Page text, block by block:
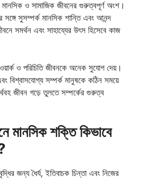
ও সামাজিক জীবনের গুরুত্বপূর্ণ অংশ।
সঙ্গে সুসম্পর্ক মানসিক শান্তি এবং আনন্দ
সমর্থন এবং সাহায্যের উৎস হিসেবে কাজ
ও পরিচিতি জীবনকে অনেক সুযোগ দেয়।
বিশ্বাসযোগ্য সম্পর্ক মানুষকে কঠিন সময়ে
জীবন গড়ে তুলতে সম্পর্কের গুরুত্ব
মানসিক শক্তি কিভাবে
জন্য ধৈর্য, ইতিবাচক চিন্তা এবং নিজের